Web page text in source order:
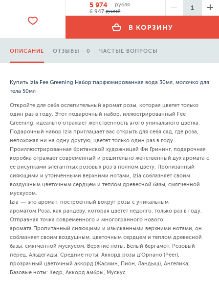
5 974
рубля
6 947рублей
В КОРЗИНУ
ОПИСАНИЕ ОТЗЫВЫ - 0 ЧАСТЫЕ ВОПРОСЫ
Купить Izia Fee Greening Набор:парфюмированная вода 30мл, молочко для
тела 50мл
Откройте для себя ослепительный аромат розы, которая цветет только
один раз в году. Этот подарочный набор, иллюстрированный Fee
Greening, идеально отражает женственность этого уникального цветка.
Подарочный набор Izia приглашает вас открыть для себя сад, где роза,
непохожая ни на одну другую, цветет только один раз в году.
Проиллюстрированная британской художницей Фи Грининг, подарочная
коробка отражает современный и решительно женственный дух аромата с
ее рисунками элегантных розовых роз в полном цвету. Пронизанный
сияющими и утонченными верхними нотами, Izia соблазняет своим
воздушным цветочным сердцем и теплом древесной базы, смягченной
мускусом.
Izia — это аромат, построенный вокруг розы с уникальным
ароматом.Роза, как рандеву, которая цветет недолго, только раз в году.
Отправная точка современного и многогранного нового
аромата.Пропитанный сияющими и изысканными верхними нотами, он
соблазняет своим воздушным, цветочным сердцем и теплом древесной
базы, смягченной мускусом. Верхние ноты: Белый бергамот, Розовый
перец, Альдегиды; Средние ноты: Аккорд розы д'Орнано (Peer),
прозрачный цветочный аккорд (Жасмин, Пион, Ландыш), Ангелика;
Базовые ноты: Кедр, Аккорд амбры, Мускус